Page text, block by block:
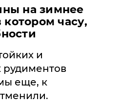
на зимнее
котором часу,
и
рудиментов
еще, к